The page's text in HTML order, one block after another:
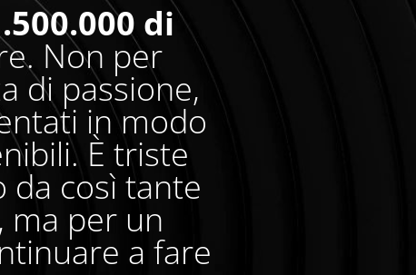
di
Non per
di passione,
in modo
È triste
così tante
ma per un
a fare